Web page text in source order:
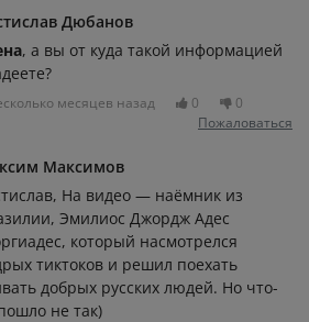
Дюбанов
, а вы от куда такой информацией
месяцев назад 0
0
Пожаловаться
Максимов
На видео — наёмник из
Эмилиос Джордж Адес
который насмотрелся
тиктоков и решил поехать
добрых русских людей. Но что-
не так)